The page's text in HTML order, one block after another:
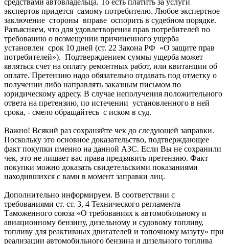
средствами автовладельца. То есть платить за услуги
экспертов придется самому потребителю. Любое экспертное
заключение стороны вправе оспорить в судебном порядке.
Разъясняем, что для удовлетворения прав потребителей по
требованию о возмещении причиненного ущерба
установлен срок 10 дней (ст. 22 Закона РФ «О защите прав
потребителей»). Подтверждением суммы ущерба может
являться счет на оплату ремонтных работ, или квитанции об
оплате. Претензию надо обязательно отдавать под отметку о
получении либо направлять заказным письмом по
юридическому адресу. В случае неполучения положительного
ответа на претензию, по истечении установленного в ней
срока, - смело обращайтесь с иском в суд.
Важно! Всякий раз сохраняйте чек до следующей заправки.
Поскольку это основное доказательство, подтверждающее
факт покупки именно на данной АЗС. Если Вы не сохранили
чек, это не лишает вас права предъявить претензию. Факт
покупки можно доказать свидетельскими показаниями
находившихся с вами в момент заправки лиц.
Дополнительно информируем. В соответствии с
требованиями ст. ст. 3, 4 Технического регламента
Таможенного союза «О требованиях к автомобильному и
авиационному бензину, дизельному и судовому топливу,
топливу для реактивных двигателей и топочному мазуту» при
реализации автомобильного бензина и дизельного топлива